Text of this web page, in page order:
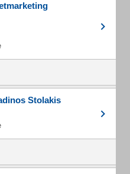
Stolakis